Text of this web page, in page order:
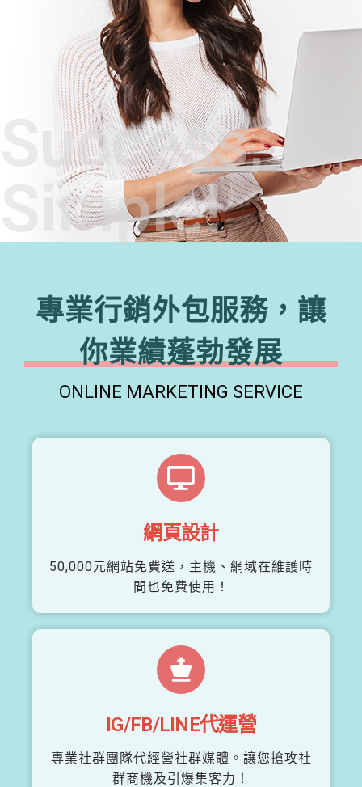
Success,
Simple!
專業行銷外包服務，讓
你業績蓬勃發展
ONLINE MARKETING SERVICE
網頁設計
50,000元網站免費送，主機、網域在維護時
間也免費使用！
IG/FB/LINE代運營
專業社群團隊代經營社群媒體。讓您搶攻社
群商機及引爆集客力！